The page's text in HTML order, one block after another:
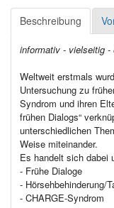
Beschreibung
informativ - vielseitig -
Weltweit erstmals
Untersuchung zu
Syndrom und ihren
frühen Dialogs“
unterschiedlichen
Weise miteinander.
Es handelt sich dabei
- Frühe Dialoge
- Hörsehbehinderung/
- CHARGE-Syndrom